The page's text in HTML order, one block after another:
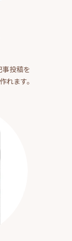
事投稿を
れます。